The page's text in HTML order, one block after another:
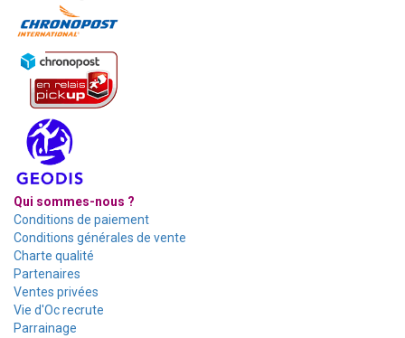
Qui sommes-nous ?
Conditions de paiement
Conditions générales de vente
Charte qualité
Partenaires
Ventes privées
Vie d'Oc recrute
Parrainage